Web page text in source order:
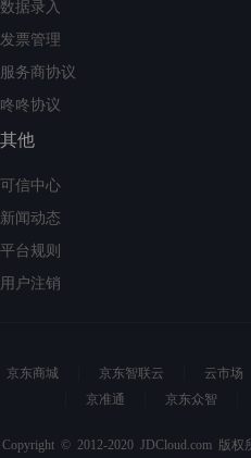
数据录入
发票管理
服务商协议
咚咚协议
其他
可信中心
新闻动态
平台规则
用户注销
京东商城 京东智联云 云市场
京准通
京东众智
Copyright © 2012-2020 JDCloud.com 版权